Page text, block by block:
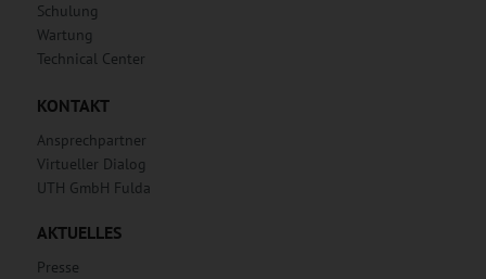
Schulung
Wartung
Technical Center
KONTAKT
Ansprechpartner
Virtueller Dialog
UTH GmbH Fulda
AKTUELLES
Presse